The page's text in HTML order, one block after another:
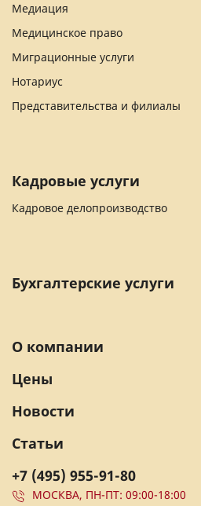
Медиация
Медицинское право
Миграционные услуги
Нотариус
Представительства и филиалы
Кадровые услуги
Кадровое делопроизводство
Бухгалтерские услуги
+7 (495) 955-91-80
МОСКВА, ПН-ПТ: 09:00-18:00
О компании
Цены
Новости
Статьи